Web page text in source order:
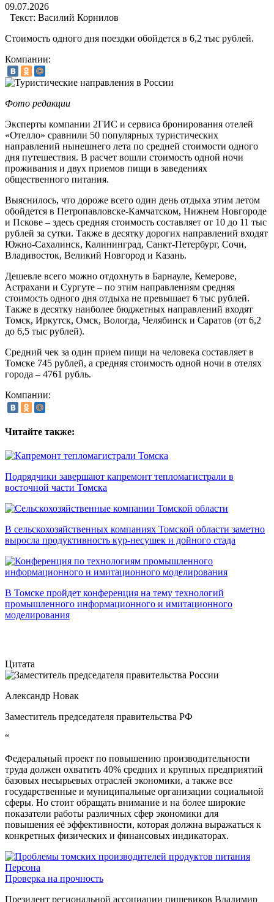
09.07.2026
Текст: Василий Корнилов
Стоимость одного дня поездки обойдется в 6,2 тыс рублей.
Компании:
Фото редакции
Эксперты компании 2ГИС и сервиса бронирования отелей
«Отелло» сравнили 50 популярных туристических
направлений нынешнего лета по средней стоимости одного
дня путешествия. В расчет вошли стоимость одной ночи
проживания и двух приемов пищи в заведениях
общественного питания.
Выяснилось, что дороже всего один день отдыха этим летом
обойдется в Петропавловске-Камчатском, Нижнем Новгороде
и Пскове – здесь средняя стоимость составляет от 10 до 11 тыс
рублей за сутки. Также в десятку дорогих направлений входят
Южно-Сахалинск, Калининград, Санкт-Петербург, Сочи,
Владивосток, Великий Новгород и Казань.
Дешевле всего можно отдохнуть в Барнауле, Кемерове,
Астрахани и Сургуте – по этим направлениям средняя
стоимость одного дня отдыха не превышает 6 тыс рублей.
Также в десятку наиболее бюджетных направлений входят
Томск, Иркутск, Омск, Вологда, Челябинск и Саратов (от 6,2
до 6,5 тыс рублей).
Средний чек за один прием пищи на человека составляет в
Томске 745 рублей, а средняя стоимость одной ночи в отелях
города – 4761 рубль.
Компании:
Читайте также:
Подрядчики завершают капремонт тепломагистрали в
восточной части Томска
В сельскохозяйственных компаниях Томской области заметно
выросла продуктивность кур-несушек и дойного стада
В Томске пройдет конференция на тему технологий
промышленного информационного и имитационного
моделирования
Цитата
Александр Новак
Заместитель председателя правительства РФ
“
Федеральный проект по повышению производительности
труда должен охватить 40% средних и крупных предприятий
базовых несырьевых отраслей экономики, а также все
государственные и муниципальные организации социальной
сферы. Но стоит обращать внимание и на более широкие
показатели работы различных сфер экономики для
повышения её эффективности, которая должна выражаться к
конкретных физических и финансовых индикаторах.
Персона
Проверка на прочность
Президент региональной ассоциации пищевиков Владимир